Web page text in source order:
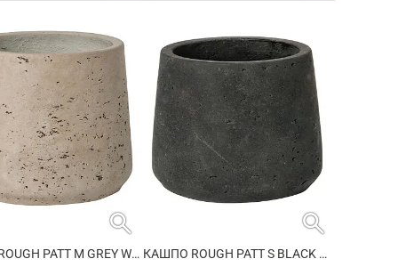
search
КАШПО ROUGH PATT M GREY WASHED
search
КАШПО ROUGH PATT S BLACK WASHED